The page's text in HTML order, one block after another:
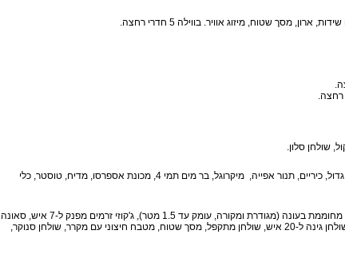
המטבח מעוצב, נקי, מרווח ומעוצב בכל הדרוש. יש במטבח מקרר גדול, כיריים, תנור אפייה, מיקרוגל, בר מים תמי 4, מכונת אספרסו, מדיח, טוסטר, כלי
אורחי הווילה נהנים לבלות בחצר נופש מושקעת עם בריכה פרטית מחוממת בעונה (מגודרת ומקורה, עומק עד 1.5 מטר), ג'קוזי זרמים מפנק ל-7 איש, סאונה
רטובה, מיטות שיזוף, פינות ישיבה, שולחן פינג פונג, עמדת מנגל, שולחן גינה ל-20 איש, שולחן מתקפל, מסך שטוח, מטבח חיצוני עם מקרר, שולחן סנוקר,